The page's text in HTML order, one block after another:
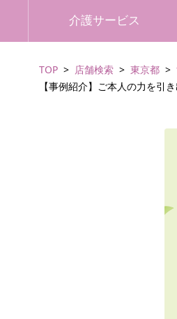
介護サービス
TOP 店舗検索 東京都
【事例紹介】ご本人の力を引